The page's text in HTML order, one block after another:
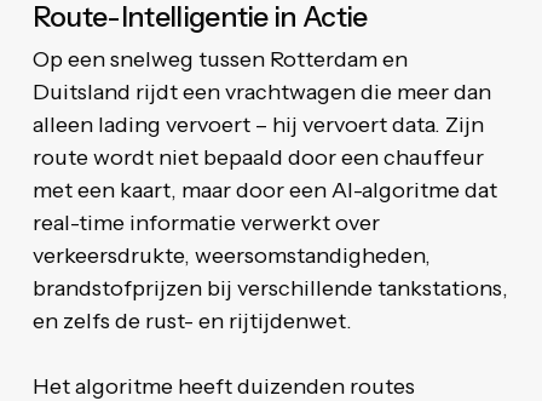
Route-Intelligentie in Actie
Op een snelweg tussen Rotterdam en
Duitsland rijdt een vrachtwagen die meer dan
alleen lading vervoert – hij vervoert data. Zijn
route wordt niet bepaald door een chauffeur
met een kaart, maar door een AI-algoritme dat
real-time informatie verwerkt over
verkeersdrukte, weersomstandigheden,
brandstofprijzen bij verschillende tankstations,
en zelfs de rust- en rijtijdenwet.
Het algoritme heeft duizenden routes